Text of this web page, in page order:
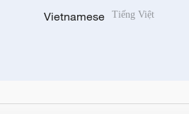
Vietnamese Tiếng Việt